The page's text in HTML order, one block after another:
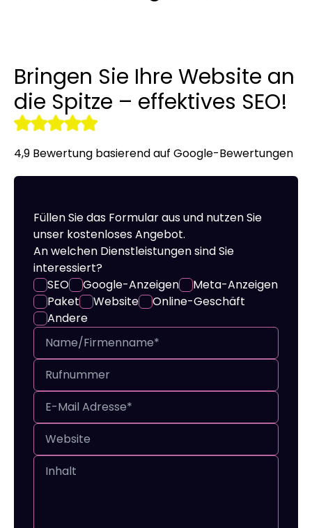
Audyt SEO
Umgang mit sozialen Medien
Server-Verwaltung
Bringen Sie Ihre Website an
die Spitze – effektives SEO!
4,9 Bewertung basierend auf Google-Bewertungen
Füllen Sie das Formular aus und nutzen Sie
unser kostenloses Angebot.
An welchen Dienstleistungen sind Sie
interessiert?
SEO
Google-Anzeigen
Meta-Anzeigen
Paket
Website
Online-Geschäft
Andere